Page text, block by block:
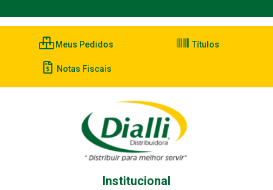
Meus Pedidos Títulos
Notas Fiscais
Institucional